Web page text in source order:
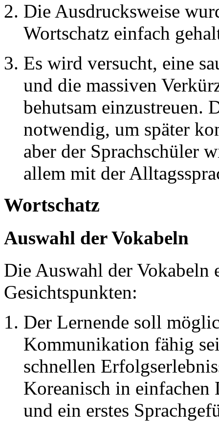
Die Ausdrucksweise
Wortschatz einfach
Es wird versucht, eine
und die massiven
behutsam einzustreuen.
notwendig, um später
aber der Sprachschüler
allem mit der
Wortschatz
Auswahl der Vokabeln
Die Auswahl der Vokabeln
Gesichtspunkten:
Der Lernende soll
Kommunikation fähig
schnellen
Koreanisch in einfachen
und ein erstes